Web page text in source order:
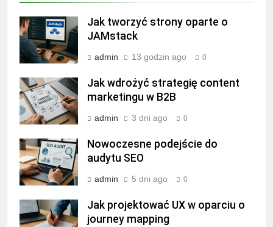
Jak tworzyć strony oparte o
JAMstack
admin 13 godzin ago 0
Jak wdrożyć strategię content
marketingu w B2B
admin 3 dni ago 0
Nowoczesne podejście do
audytu SEO
admin 5 dni ago 0
Jak projektować UX w oparciu o
journey mapping